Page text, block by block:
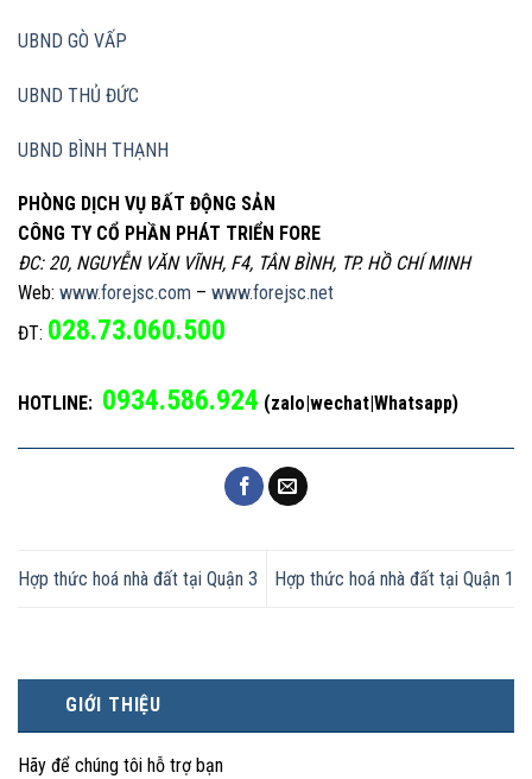
GIỚI THIỆU
Hãy để chúng tôi hỗ trợ bạn
UBND GÒ VẤP
UBND THỦ ĐỨC
UBND BÌNH THẠNH
PHÒNG DỊCH VỤ BẤT ĐỘNG SẢN
CÔNG TY CỔ PHẦN PHÁT TRIỂN FORE
ĐC: 20, NGUYỄN VĂN VĨNH, F4, TÂN BÌNH, TP. HỒ CHÍ MINH
Web: www.forejsc.com – www.forejsc.net
ĐT: 028.73.060.500
HOTLINE: 0934.586.924 (zalo|wechat|Whatsapp)
Hợp thức hoá nhà đất tại Quận 3 Hợp thức hoá nhà đất tại Quận 1